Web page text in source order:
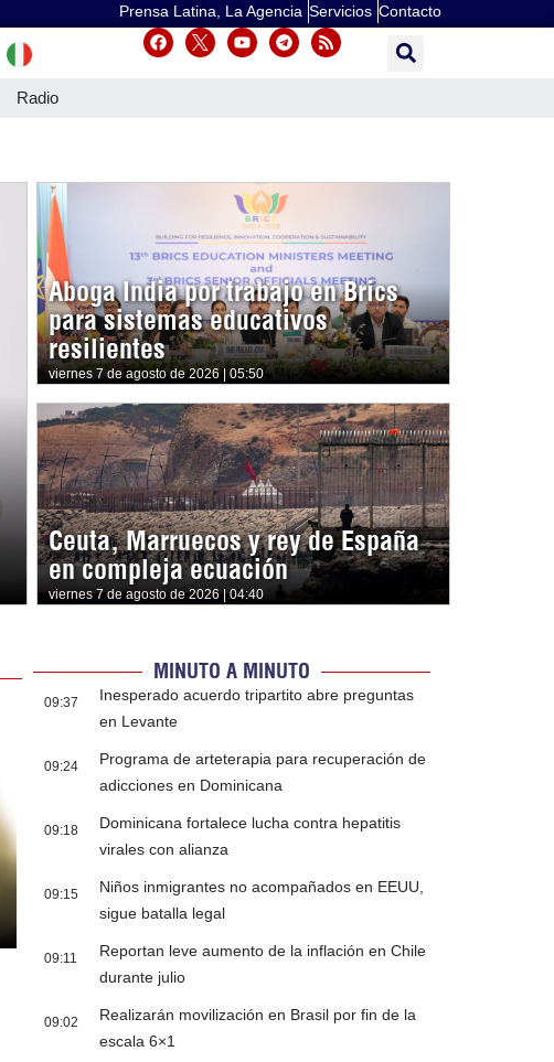
Prensa Latina, La Agencia Servicios Contacto
Radio
Aboga India por trabajo en Brics
para sistemas educativos
resilientes
viernes 7 de agosto de 2026 | 05:50
Ceuta, Marruecos y rey de España
en compleja ecuación
viernes 7 de agosto de 2026 | 04:40
MINUTO A MINUTO
09:37
Inesperado acuerdo tripartito abre preguntas
en Levante
09:24
Programa de arteterapia para recuperación de
adicciones en Dominicana
09:18
Dominicana fortalece lucha contra hepatitis
virales con alianza
09:15
Niños inmigrantes no acompañados en EEUU,
sigue batalla legal
09:11
Reportan leve aumento de la inflación en Chile
durante julio
09:02
Realizarán movilización en Brasil por fin de la
escala 6×1